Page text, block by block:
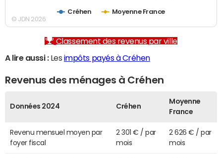
Créhen Moyenne France
© JDN 2026
Classement des revenus par ville
A lire aussi :Les impôts payés à Créhen
Revenus des ménages à Créhen
Données 2024 Créhen
Moyenne
France
Revenu mensuel moyen par
foyer fiscal
2 301 € / par
mois
2 626 € / par
mois